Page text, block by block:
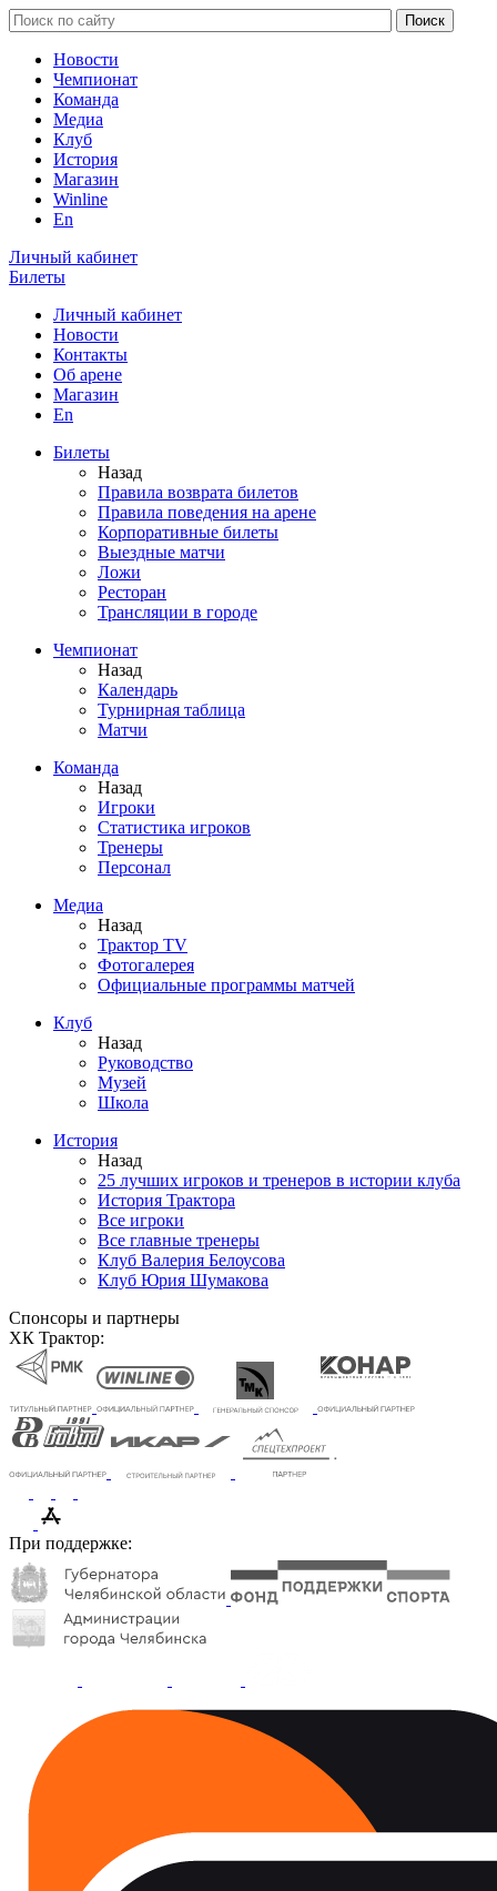
Новости
Чемпионат
Команда
Медиа
Клуб
История
Магазин
Winline
En
Личный кабинет
Билеты
Личный кабинет
Новости
Контакты
Об арене
Магазин
En
Билеты
Назад
Правила возврата билетов
Правила поведения на арене
Корпоративные билеты
Выездные матчи
Ложи
Ресторан
Трансляции в городе
Чемпионат
Назад
Календарь
Турнирная таблица
Матчи
Команда
Назад
Игроки
Статистика игроков
Тренеры
Персонал
Медиа
Назад
Трактор TV
Фотогалерея
Официальные программы матчей
Клуб
Назад
Руководство
Музей
Школа
История
Назад
25 лучших игроков и тренеров в истории клуба
История Трактора
Все игроки
Все главные тренеры
Клуб Валерия Белоусова
Клуб Юрия Шумакова
Спонсоры и партнеры
ХК Трактор:
При поддержке: